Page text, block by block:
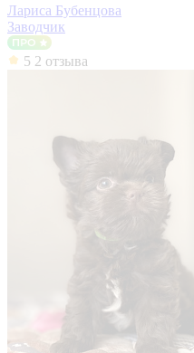
Лариса Бубенцова
Заводчик
5 2 отзыва